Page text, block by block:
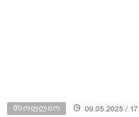
მსოფლიო 09.05.2025 /